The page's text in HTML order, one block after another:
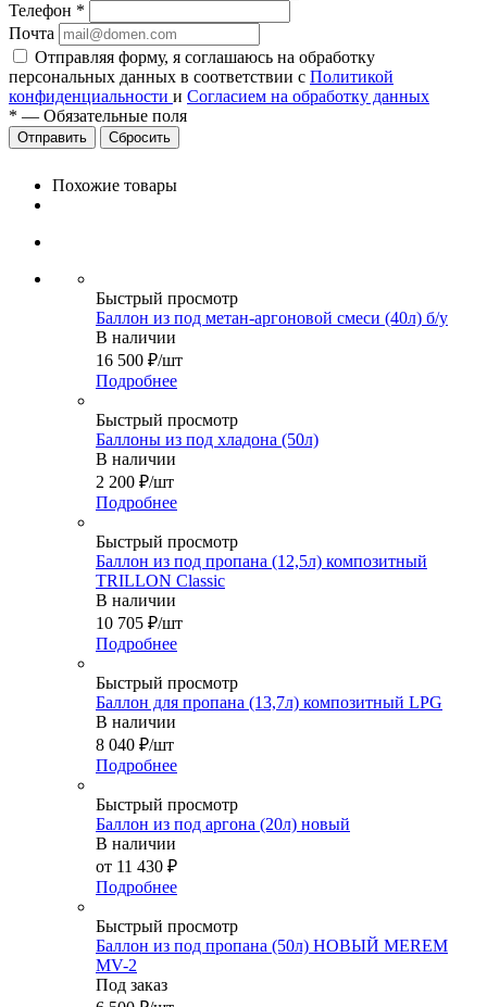
Телефон *
Почта
Отправляя форму, я соглашаюсь на обработку
персональных данных в соответствии с Политикой
конфиденциальности и Согласием на обработку данных
* — Обязательные поля
Сбросить
Похожие товары
Быстрый просмотр
Баллон из под метан-аргоновой смеси (40л) б/у
В наличии
16 500 ₽/шт
Подробнее
Быстрый просмотр
Баллоны из под хладона (50л)
В наличии
2 200 ₽/шт
Подробнее
Быстрый просмотр
Баллон из под пропана (12,5л) композитный
TRILLON Classic
В наличии
10 705 ₽/шт
Подробнее
Быстрый просмотр
Баллон для пропана (13,7л) композитный LPG
В наличии
8 040 ₽/шт
Подробнее
Быстрый просмотр
Баллон из под аргона (20л) новый
В наличии
от 11 430 ₽
Подробнее
Быстрый просмотр
Баллон из под пропана (50л) НОВЫЙ MEREM
MV-2
Под заказ